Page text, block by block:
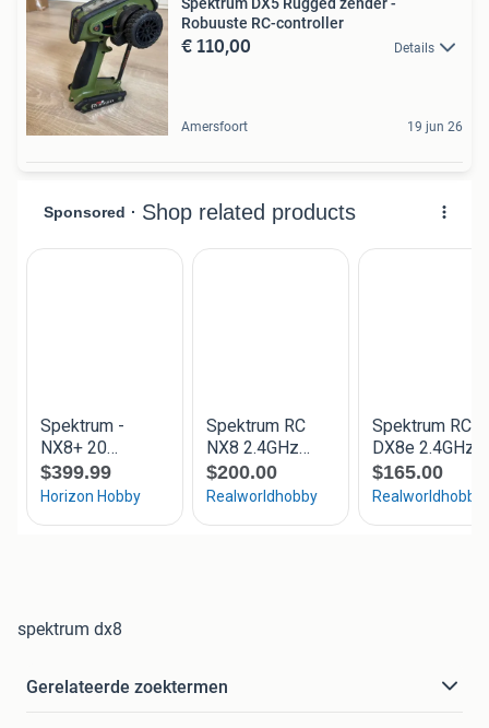
Robuuste RC-controller
€ 110,00 Details
Amersfoort 19 jun 26
spektrum dx8
Gerelateerde zoektermen